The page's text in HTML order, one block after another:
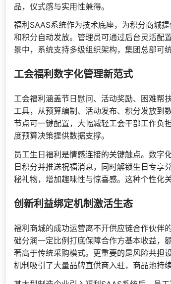
品，仪式感与实用性兼得。
福利SAAS系统作为技术底座，为积分商城
和积分自动发放。管理员可通过后台灵活配
景中，系统支持多级组织架构，集团总部可
工会福利数字化管理新范式
工会福利涵盖节日慰问、活动奖励、困难帮
工具，从预算编制、活动发布、积分发放到
节点可一键配置，大幅减轻工会干部工作负
度预算决策提供数据支撑。
员工生日福利是情感连接的关键触点。数字
日积分并推送祝福消息，同时解锁生日专
秘礼物，增加趣味性与惊喜感。这种个性化
创新利益绑定机制激活生态
福利商城的成功运营离不开供应链合作伙伴
础分润一定比例打底保障合作方基本收益，
著高于传统采购模式。更重要的是风险共担
机制吸引了大量品牌直供商入驻，商品池持